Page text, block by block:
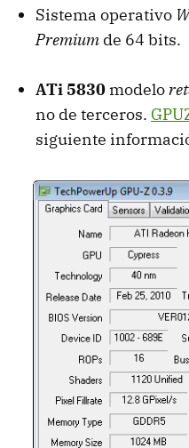
Sistema operativo
Premium de 64 bits.
ATi 5830 modelo
no de terceros.
siguiente